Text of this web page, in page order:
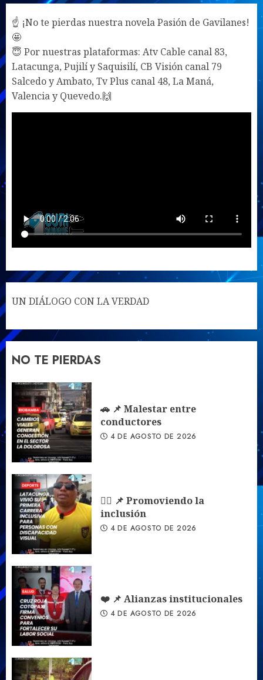
☝ ¡No te pierdas nuestra novela Pasión de Gavilanes!
🤩
😇 Por nuestras plataformas: Atv Cable canal 83,
Latacunga, Pujilí y Saquisilí, CB Visión canal 79
Salcedo y Ambato, Tv Plus canal 48, La Maná,
Valencia y Quevedo.🙌
UN DIÁLOGO CON LA VERDAD
NO TE PIERDAS
🚗 📌 Malestar entre
conductores
4 DE AGOSTO DE 2026
🏃‍♀️ 📌 Promoviendo la
inclusión
4 DE AGOSTO DE 2026
❤️ 📌 Alianzas institucionales
4 DE AGOSTO DE 2026